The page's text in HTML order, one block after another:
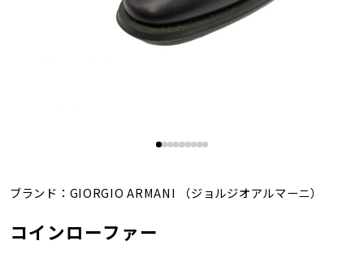
ブランド： GIORGIO ARMANI （ジョルジオアルマーニ）
コインローファー